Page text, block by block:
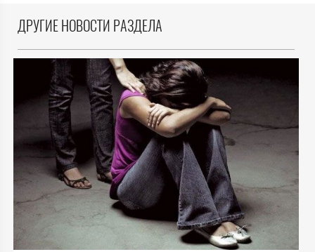
ДРУГИЕ НОВОСТИ РАЗДЕЛА